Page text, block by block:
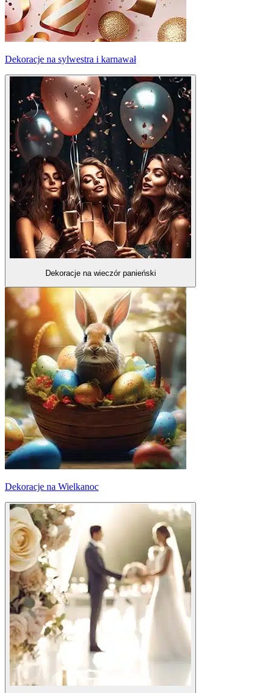
Dekoracje na sylwestra i karnawał
Dekoracje na wieczór panieński
Dekoracje na Wielkanoc